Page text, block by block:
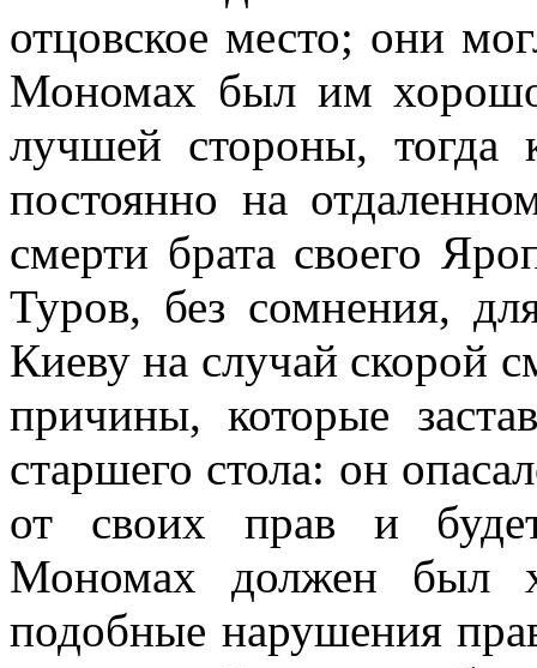
отцовское место; они
Мономах был им хорошо
лучшей стороны, тогда
постоянно на
смерти брата своего
Туров, без сомнения,
Киеву на случай скорой
причины, которые
старшего стола: он
от своих прав и
Мономах должен был
подобные нарушения